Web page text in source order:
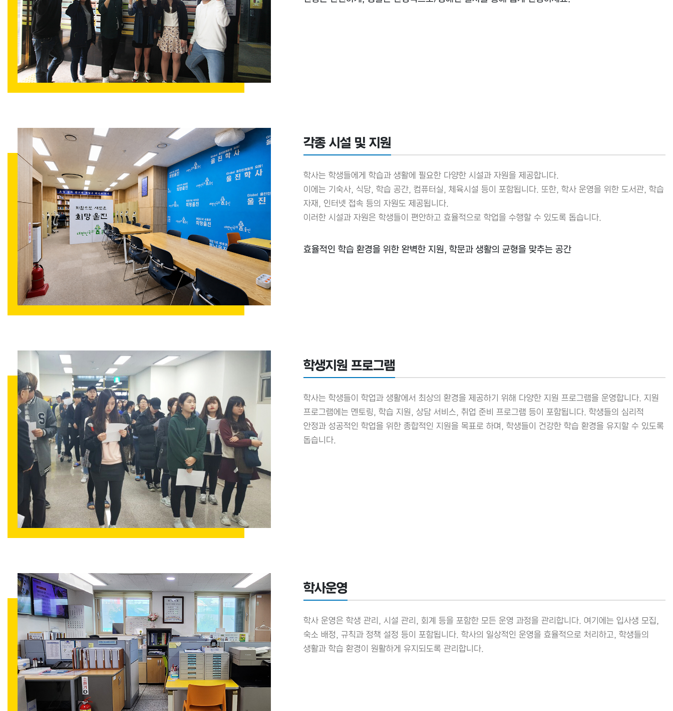
각종 시설 및 지원
학사는 학생들에게 학습과 생활에 필요한 다양한 시설과 자원을 제공합니다.
이에는 기숙사, 식당, 학습 공간, 컴퓨터실, 체육시설 등이 포함됩니다. 또한, 학사 운영을 위한 도서관, 학습
자재, 인터넷 접속 등의 자원도 제공됩니다.
이러한 시설과 자원은 학생들이 편안하고 효율적으로 학업을 수행할 수 있도록 돕습니다.
효율적인 학습 환경을 위한 완벽한 지원, 학문과 생활의 균형을 맞추는 공간
학생지원 프로그램
학사는 학생들이 학업과 생활에서 최상의 환경을 제공하기 위해 다양한 지원 프로그램을 운영합니다. 지원
프로그램에는 멘토링, 학습 지원, 상담 서비스, 취업 준비 프로그램 등이 포함됩니다. 학생들의 심리적
안정과 성공적인 학업을 위한 종합적인 지원을 목표로 하며, 학생들이 건강한 학습 환경을 유지할 수 있도록
돕습니다.
학사운영
학사 운영은 학생 관리, 시설 관리, 회계 등을 포함한 모든 운영 과정을 관리합니다. 여기에는 입사생 모집,
숙소 배정, 규칙과 정책 설정 등이 포함됩니다. 학사의 일상적인 운영을 효율적으로 처리하고, 학생들의
생활과 학습 환경이 원활하게 유지되도록 관리합니다.